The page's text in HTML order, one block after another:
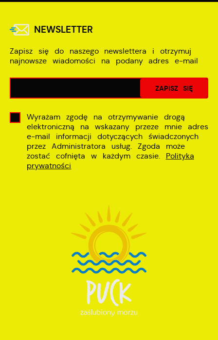
NEWSLETTER
Zapisz się do naszego newslettera i otrzymuj
najnowsze wiadomości na podany adres e-mail
Wyrażam zgodę na otrzymywanie drogą
elektroniczną na wskazany przeze mnie adres
e-mail informacji dotyczących świadczonych
przez Administratora usług. Zgoda może
zostać cofnięta w każdym czasie. Polityka
prywatności